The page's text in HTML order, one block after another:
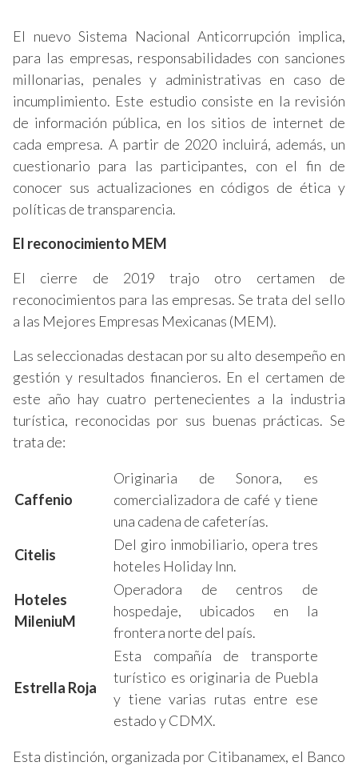
El nuevo Sistema Nacional Anticorrupción implica,
para las empresas, responsabilidades con sanciones
millonarias, penales y administrativas en caso de
incumplimiento. Este estudio consiste en la revisión
de información pública, en los sitios de internet de
cada empresa. A partir de 2020 incluirá, además, un
cuestionario para las participantes, con el fin de
conocer sus actualizaciones en códigos de ética y
políticas de transparencia.
El reconocimiento MEM
El cierre de 2019 trajo otro certamen de
reconocimientos para las empresas. Se trata del sello
a las Mejores Empresas Mexicanas (MEM).
Las seleccionadas destacan por su alto desempeño en
gestión y resultados financieros. En el certamen de
este año hay cuatro pertenecientes a la industria
turística, reconocidas por sus buenas prácticas. Se
trata de:
Caffenio
Originaria de Sonora, es
comercializadora de café y tiene
una cadena de cafeterías.
Citelis
Del giro inmobiliario, opera tres
hoteles Holiday Inn.
Hoteles
MileniuM
Operadora de centros de
hospedaje, ubicados en la
frontera norte del país.
Estrella Roja
Esta compañía de transporte
turístico es originaria de Puebla
y tiene varias rutas entre ese
estado y CDMX.
Esta distinción, organizada por Citibanamex, el Banco